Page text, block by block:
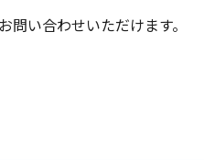
い合わせいただけます。